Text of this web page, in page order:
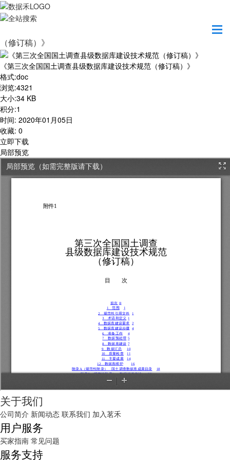
《第三次全国国土调查县级数据库建设技术规范
（修订稿）》
《第三次全国国土调查县级数据库建设技术规范（修订稿）》
格式:doc
浏览:4321
大小:34 KB
积分:1
时间: 2020年01月05日
收藏: 0
立即下载
局部预览
关于我们
公司简介 新闻动态 联系我们 加入茗禾
用户服务
买家指南 常见问题
服务支持